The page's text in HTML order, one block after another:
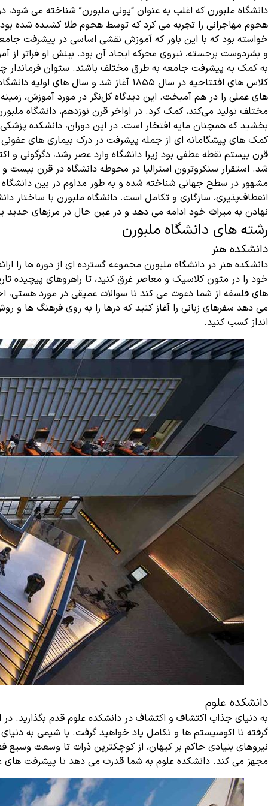
دانشگاه ملبورن که اغلب به عنوان “یونی ملبورن” شناخته می
خواسته بود که با این باور که آموزش نقشی اساسی در پیشرفت
و بشردوست برجسته، نیروی محرکه ایجاد آن بود. بینش او فراتر از
به کمک به پیشرفت جامعه به طرق مختلف باشند. ستوان فرماندار
کلاس های افتتاحیه در سال 1855 آغاز
های عملی را در هم آمیخت. این دیدگاه کل‌نگر در مورد آموزش،
مختلف تولید می‌کند، کمک کرد. در اواخر قرن نوزدهم، دانشگاه
بخشید که همچنان مایه افتخار است. در این دوران، دانشکده
کمک های پیشگامانه ای از جمله پیشرفت در درک بیماری های
قرن بیستم نقطه عطفی بود زیرا دانشگاه وارد عصر رشد، دگرگونی و
شد. استقرار سنکروترون استرالیا در محوطه دانشگاه در قرن بیست
مشهور در سطح جهانی شناخته شده و به طور مداوم در بین
انعطاف‌پذیری، سازگاری و تکامل است. دانشگاه ملبورن با
نهادن به میراث خود ادامه می دهد و در عین حال در مرزهای
رشته های دانشگاه ملبورن
دانشکده هنر
دانشکده هنر در دانشگاه ملبورن مجموعه گسترده ای از دوره ها را
خود را در متون کلاسیک و معاصر غرق کنید، تا راهروهای پیچیده
های فلسفه از شما دعوت می کند تا سوالات عمیقی در مورد هستی،
می دهد سفرهای زبانی را آغاز کنید که درها را به روی فرهنگ ها
انداز کسب کنید.
دانشکده علوم
به دنیای جذاب اکتشاف و اکتشاف در دانشکده علوم قدم بگذارید.
گرفته تا اکوسیستم ها و تکامل یاد خواهید گرفت. با شیمی به
نیروهای بنیادی حاکم بر کیهان، از کوچکترین ذرات تا وسعت
مجهز می کند. دانشکده علوم به شما قدرت می دهد تا پیشرفت